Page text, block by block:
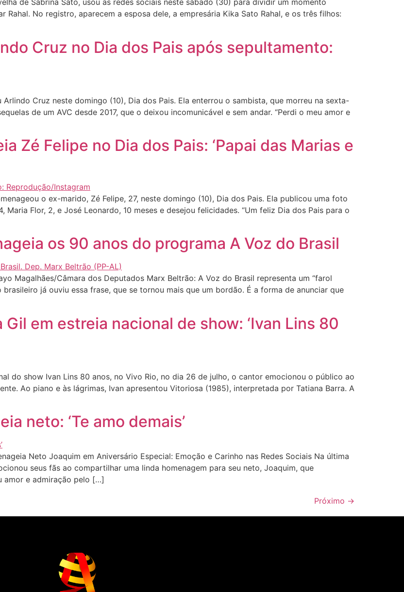
de Sabrina Sato, usou as redes sociais neste sábado (30) para dividir um momento
No registro, aparecem a esposa dele, a empresária Kika Sato Rahal, e os três filhos:
Cruz no Dia dos Pais após sepultamento:
Arlindo Cruz neste domingo (10), Dia dos Pais. Ela enterrou o sambista, que morreu na sexta-
de um AVC desde 2017, que o deixou incomunicável e sem andar. “Perdi o meu amor e
Zé Felipe no Dia dos Pais: ‘Papai das Marias e
o ex-marido, Zé Felipe, 27, neste domingo (10), Dia dos Pais. Ela publicou uma foto
Flor, 2, e José Leonardo, 10 meses e desejou felicidades. “Um feliz Dia dos Pais para o
os 90 anos do programa A Voz do Brasil
Magalhães/Câmara dos Deputados Marx Beltrão: A Voz do Brasil representa um “farol
já ouviu essa frase, que se tornou mais que um bordão. É a forma de anunciar que
em estreia nacional de show: ‘Ivan Lins 80
do show Ivan Lins 80 anos, no Vivo Rio, no dia 26 de julho, o cantor emocionou o público ao
Ao piano e às lágrimas, Ivan apresentou Vitoriosa (1985), interpretada por Tatiana Barra. A
neto: ‘Te amo demais’
Neto Joaquim em Aniversário Especial: Emoção e Carinho nas Redes Sociais Na última
seus fãs ao compartilhar uma linda homenagem para seu neto, Joaquim, que
amor e admiração pelo […]
Próximo →